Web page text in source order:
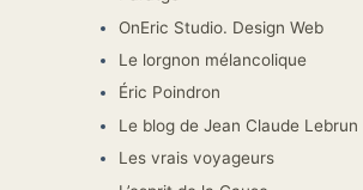
OnEric Studio. Design Web
Le lorgnon mélancolique
Éric Poindron
Le blog de Jean Claude Lebrun
Les vrais voyageurs